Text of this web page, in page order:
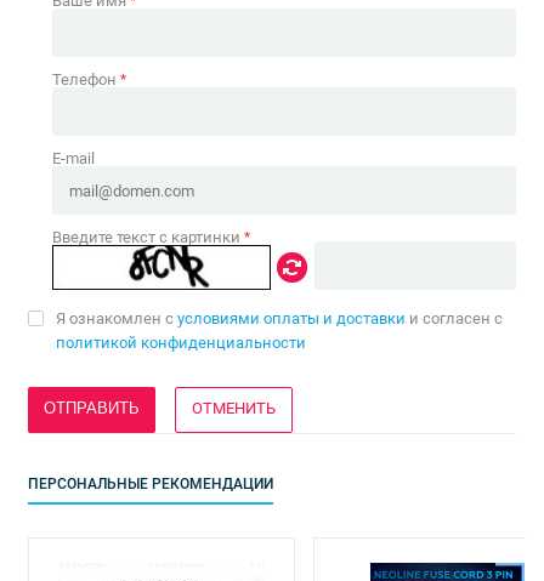
Телефон *
E-mail
Введите текст с картинки *
Я ознакомлен с условиями оплаты и доставки и согласен с
политикой конфиденциальности
ОТМЕНИТЬ
ПЕРСОНАЛЬНЫЕ РЕКОМЕНДАЦИИ